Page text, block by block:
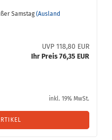
Samstag (Ausland
UVP 118,80 EUR
Ihr Preis 76,35 EUR
inkl. 19% MwSt.